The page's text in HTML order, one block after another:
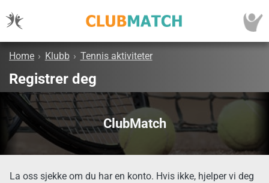
Home › Klubb › Tennis aktiviteter
Registrer deg
ClubMatch
La oss sjekke om du har en konto. Hvis ikke, hjelper vi deg